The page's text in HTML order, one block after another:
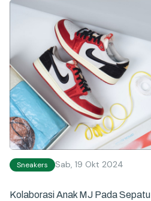
Sneakers Sab, 19 Okt 2024
Kolaborasi Anak MJ Pada Sepatu